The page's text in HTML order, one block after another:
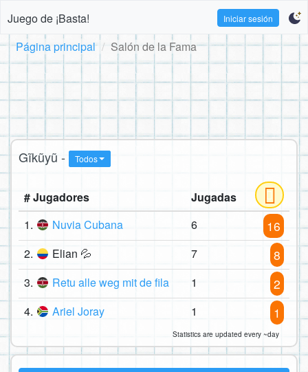
Juego de ¡Basta! Iniciar sesión
Página principal Salón de la Fama
Gĩkũyũ - Todos
# Jugadores
Jugadas
1.
Nuvia Cubana 6 16
2. Elian 💦 7 8
3. Retu alle weg mit de fila 1 2
4. Ariel Joray 1 1
Statistics are updated every ~day